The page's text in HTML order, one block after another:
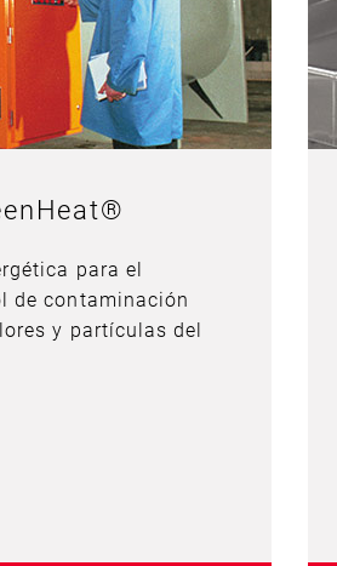
para el
de contaminación
y partículas del